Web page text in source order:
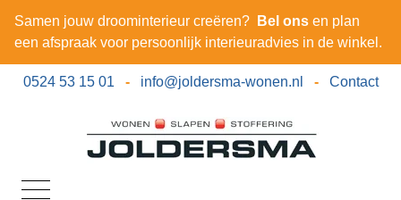
Samen jouw droominterieur creëren? Bel ons en plan
een afspraak voor persoonlijk interieuradvies in de winkel.
0524 53 15 01 - info@joldersma-wonen.nl - Contact